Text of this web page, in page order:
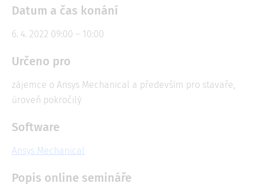
Datum a čas konání
6. 4. 2022 09:00 – 10:00
Určeno pro
zájemce o Ansys Mechanical a především pro stavaře,
úroveň pokročilý
Software
Ansys Mechanical
Popis online semináře